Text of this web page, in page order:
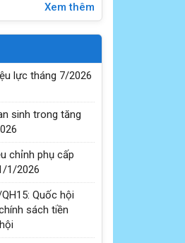
Xem thêm
lực tháng 7/2026
sinh trong tăng
chỉnh phụ cấp
1/2026
Quốc hội
sách tiền